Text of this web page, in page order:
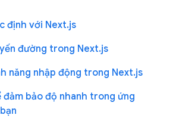
định với Next.js
đường trong Next.js
năng nhập động trong Next.js
đảm bảo độ nhanh trong ứng